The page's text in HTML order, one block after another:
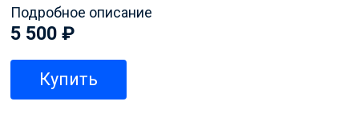
Подробное описание
5 500 ₽
Купить